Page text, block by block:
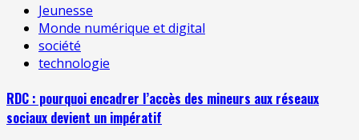
Jeunesse
Monde numérique et digital
société
technologie
RDC : pourquoi encadrer l’accès des mineurs aux réseaux
sociaux devient un impératif